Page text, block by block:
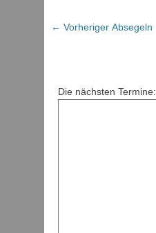
Beitragsnavigation
← Vorheriger Vorheriger
Absegeln
Die nächsten Termine: